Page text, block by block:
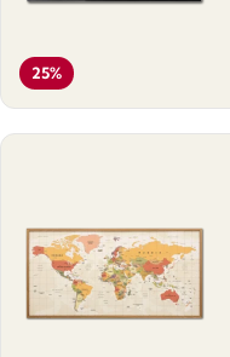
25%